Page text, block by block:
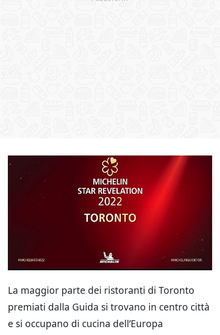
La maggior parte dei ristoranti di Toronto
premiati dalla Guida si trovano in centro città
e si occupano di cucina dell’Europa